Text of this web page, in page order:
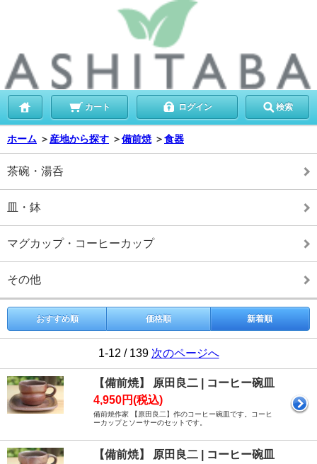
カート ログイン 検索
ホーム ＞ 産地から探す ＞備前焼 ＞食器
茶碗・湯呑
皿・鉢
マグカップ・コーヒーカップ
その他
おすすめ順 価格順 新着順
1-12 / 139 次のページへ
【備前焼】 原田良二 | コーヒー碗皿
4,950円(税込)
備前焼作家 【原田良二】作のコーヒー碗皿です。コーヒ
ーカップとソーサーのセットです。
【備前焼】 原田良二 | コーヒー碗皿